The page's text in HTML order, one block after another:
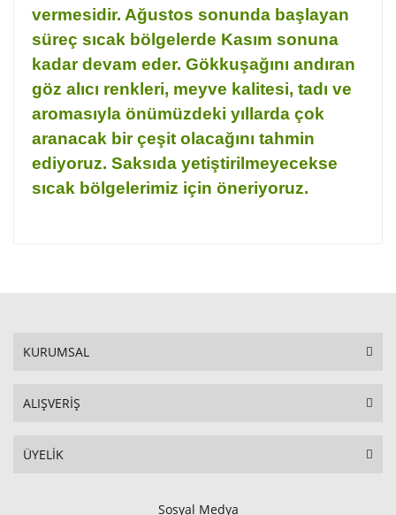
vermesidir. Ağustos sonunda başlayan
süreç sıcak bölgelerde Kasım sonuna
kadar devam eder. Gökkuşağını andıran
göz alıcı renkleri, meyve kalitesi, tadı ve
aromasıyla önümüzdeki yıllarda çok
aranacak bir çeşit olacağını tahmin
ediyoruz. Saksıda yetiştirilmeyecekse
sıcak bölgelerimiz için öneriyoruz.
KURUMSAL
ALIŞVERİŞ
ÜYELİK
Sosyal Medya